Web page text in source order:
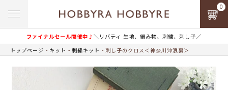
ファイナルセール開催中♪＼リバティ 生地、編み物、刺繍、刺し子／
0
トップページ キット 刺繍キット 刺し子のクロス＜神奈川沖浪裏＞